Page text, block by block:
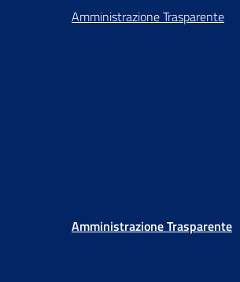
Amministrazione Trasparente
Amministrazione Trasparente